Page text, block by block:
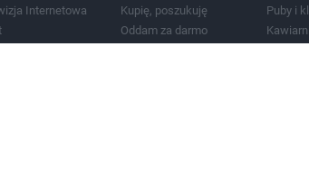
Internetowa
Kupię, poszukuję
Oddam za darmo
Puby i